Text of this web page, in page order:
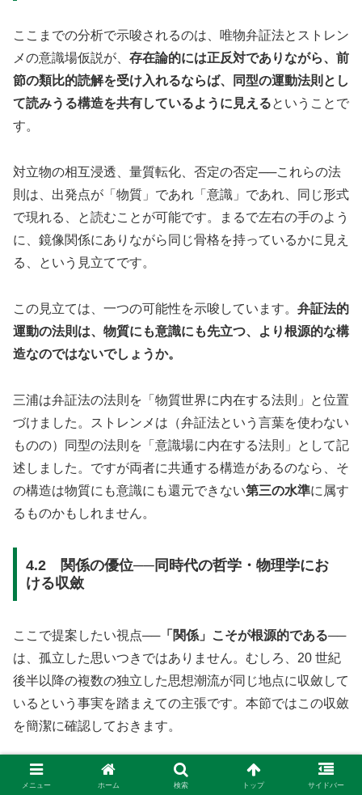
ここまでの分析で示唆されるのは、唯物弁証法とストレン
メの意識場仮説が、 存在論的には正反対でありながら、前
節の類比的読解を受け入れるならば、同型の運動法則とし
て読みうる構造を共有しているように見えるということで
す。
対立物の相互浸透、量質転化、否定の否定──これらの法
則は、出発点が「物質」であれ「意識」であれ、同じ形式
で現れる、と読むことが可能です。まるで左右の手のよう
に、鏡像関係にありながら同じ骨格を持っているかに見え
る、という見立てです。
この見立ては、一つの可能性を示唆しています。 弁証法的
運動の法則は、物質にも意識にも先立つ、より根源的な構
造なのではないでしょうか。
三浦は弁証法の法則を「物質世界に内在する法則」と位置
づけました。ストレンメは（弁証法という言葉を使わない
ものの）同型の法則を「意識場に内在する法則」として記
述しました。ですが両者に共通する構造があるのなら、そ
の構造は物質にも意識にも還元できない第三の水準に属す
るものかもしれません。
4.2 関係の優位──同時代の哲学・物理学にお
ける収斂
ここで提案したい視点──「関係」こそが根源的である──
は、孤立した思いつきではありません。むしろ、20 世紀
後半以降の複数の独立した思想潮流が同じ地点に収斂して
いるという事実を踏まえての主張です。本節ではこの収斂
を簡潔に確認しておきます。
(1) マルクス研究における「内的関係の哲学」──Bertell
メニュー ホーム 検索 トップ サイドバー